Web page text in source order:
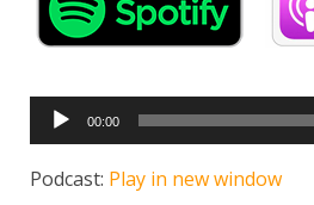
Tocador
de
áudio
00:00
Podcast: Play in new window